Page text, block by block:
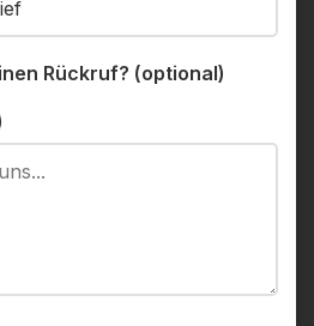
Rückruf? (optional)